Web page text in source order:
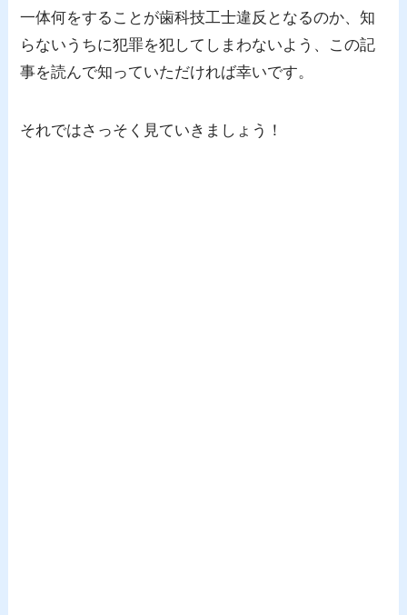
一体何をすることが歯科技工士違反となるのか、知
らないうちに犯罪を犯してしまわないよう、この記
事を読んで知っていただければ幸いです。
それではさっそく見ていきましょう！